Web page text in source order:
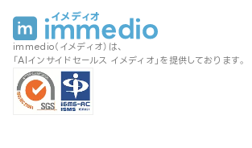
immedio（イメディオ）は、
「AIインサイドセールス イメディオ」を提供しております。